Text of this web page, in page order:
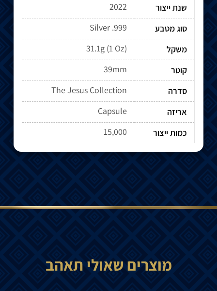
שנת ייצור
2022
סוג מטבע
Silver .999
משקל
31.1g (1 Oz)
קוטר
39mm
סדרה
The Jesus Collection
אריזה
Capsule
כמות ייצור
15,000
מוצרים שאולי תאהב